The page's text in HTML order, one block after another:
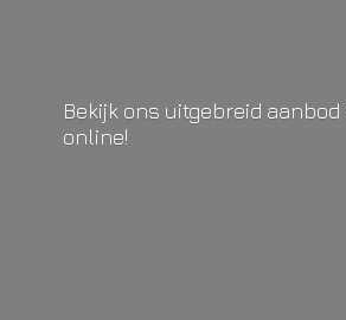
Bekijk ons uitgebreid aanbod
online!